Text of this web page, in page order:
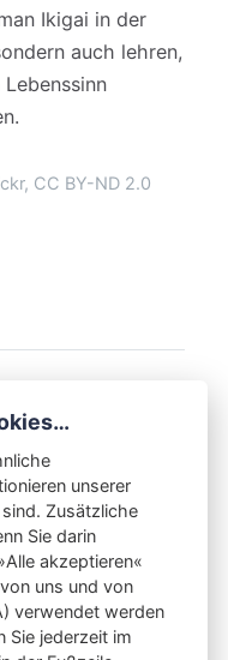
Ikigai in der
auch lehren,
CC BY-ND 2.0
Teil: Kaizen
Teil: Wabi-Sabi
unserer
Zusätzliche
Sie darin
akzeptieren«
uns und von
verwendet werden
Sie jederzeit im